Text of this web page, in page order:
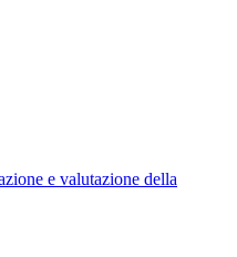
e valutazione della